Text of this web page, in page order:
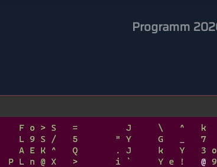
Programm